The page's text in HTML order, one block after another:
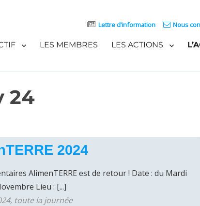
Lettre d’information Nous
LES MEMBRES LES ACTIONS
24
2024
AlimenTERRE est de retour ! Date : du Mardi
Lieu : [...]
toute la journée